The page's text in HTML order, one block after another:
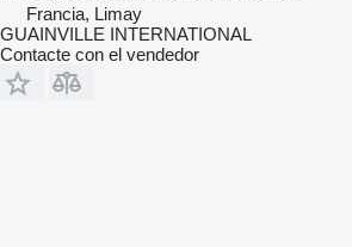
Francia, Limay
GUAINVILLE INTERNATIONAL
Contacte con el vendedor